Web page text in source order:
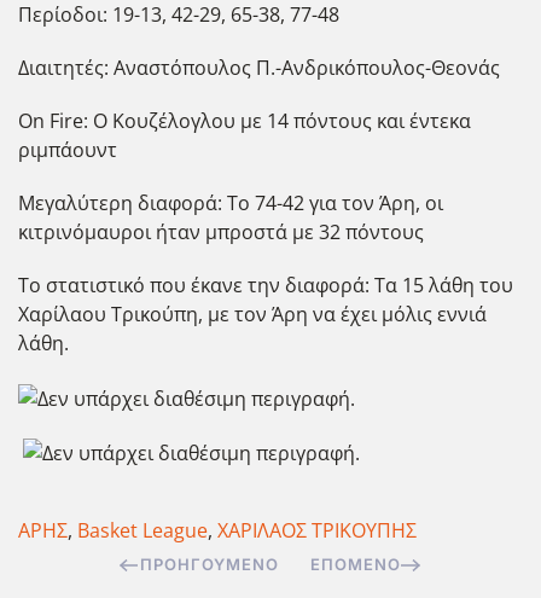
Περίοδοι: 19-13, 42-29, 65-38, 77-48
Διαιτητές: Αναστόπουλος Π.-Ανδρικόπουλος-Θεονάς
On Fire: Ο Κουζέλογλου με 14 πόντους και έντεκα
ριμπάουντ
Μεγαλύτερη διαφορά: Το 74-42 για τον Άρη, οι
κιτρινόμαυροι ήταν μπροστά με 32 πόντους
Το στατιστικό που έκανε την διαφορά: Τα 15 λάθη του
Χαρίλαου Τρικούπη, με τον Άρη να έχει μόλις εννιά
λάθη.
ΑΡΗΣ, Basket League, ΧΑΡΙΛΑΟΣ ΤΡΙΚΟΥΠΗΣ
ΠΡΟΗΓΟΎΜΕΝΟ ΕΠΌΜΕΝΟ